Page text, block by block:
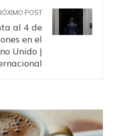
POST
al 4 de
en el
Unido |